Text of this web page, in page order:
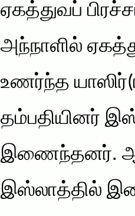
ஏகத்துவப்
அந்நாளில்
உணர்ந்த
தம்பதியினர்
இணைந்தனர்.
இஸ்லாத்தில்